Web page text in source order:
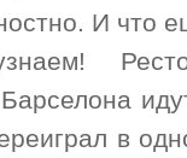
И что
в